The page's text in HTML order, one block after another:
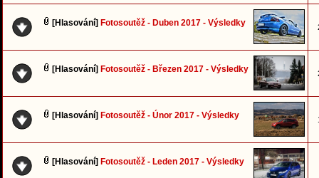
[Hlasování] Fotosoutěž - Duben 2017 - Výsledky
[Hlasování] Fotosoutěž - Březen 2017 - Výsledky
[Hlasování] Fotosoutěž - Únor 2017 - Výsledky
[Hlasování] Fotosoutěž - Leden 2017 - Výsledky